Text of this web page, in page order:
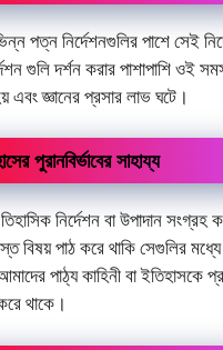
পত্ন নির্দেশনগুলির পাশে সেই
গুলি দর্শন করার পাশাপাশি
এবং জ্ঞানের প্রসার লাভ ঘটে।
পুরানবির্ভাবের সাহায্য
নির্দেশন বা উপাদান সংগ্রহ
বিষয় পাঠ করে থাকি সেগুলির
পাঠ্য কাহিনী বা
থাকে।